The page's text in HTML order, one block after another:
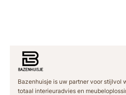
Bazenhuisje is uw partner voor stijlvol
totaal interieuradvies en